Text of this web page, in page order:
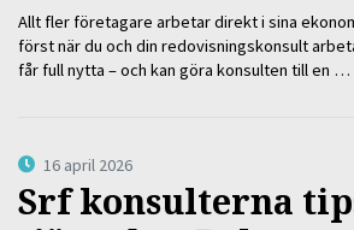
Allt fler företagare arbetar direkt i sina
först när du och din redovisningskonsult
får full nytta – och kan göra konsulten till en …
16 april 2026
Srf konsulterna